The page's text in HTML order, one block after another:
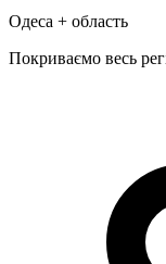
Одеса + область
Покриваємо весь